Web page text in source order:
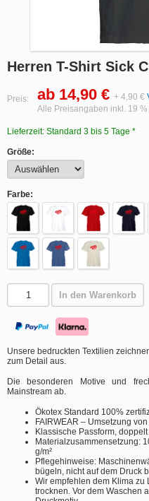
Herren T-Shirt Sick
Preis: ab 14,90 € + 4,90 €
Alle Preisangaben inkl. 19 %
Lieferzeit: Standard 3 bis 5 Tage *
Größe:
Farbe:
In den Warenkorb
Unsere bedruckten Textilien
zum Detail aus.
Die besonderen Motive und
Mainstream ab.
Ökotex Standard 100%
FAIRWEAR – Umsetzung
Klassische Passform,
Materialzusammensetzung:
g/m²
Pflegehinweise:
bügeln, nicht auf dem Druck
Wir empfehlen dem Klima zu
trocknen. Vor dem Waschen